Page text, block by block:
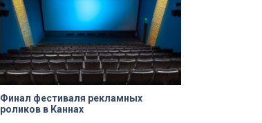
Финал фестиваля рекламных
роликов в Каннах